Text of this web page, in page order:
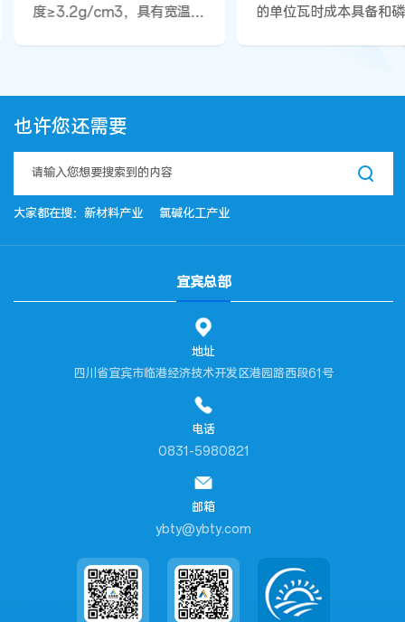
度≥3.2g/cm3，具有宽温
的单位瓦时成本具备和
本、高能量密度、长循
也许您还需要
大家都在搜： 新材料产业 氯碱化工产业
宜宾总部
地址
四川省宜宾市临港经济技术开发区港园路西段61号
电话
0831-5980821
邮箱
ybty@ybty.com